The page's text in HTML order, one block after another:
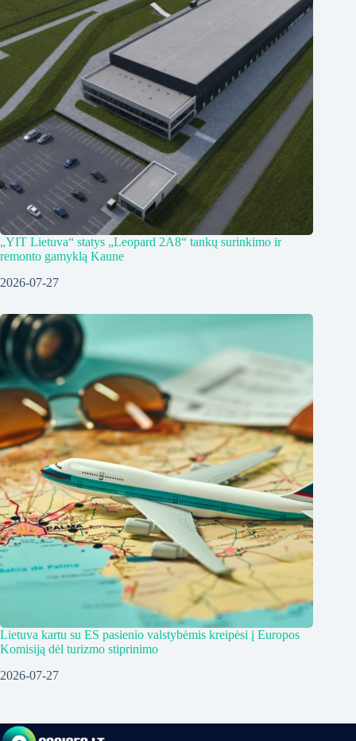
„YIT Lietuva“ statys „Leopard 2A8“ tankų surinkimo ir
remonto gamyklą Kaune
2026-07-27
Lietuva kartu su ES pasienio valstybėmis kreipėsi į Europos
Komisiją dėl turizmo stiprinimo
2026-07-27